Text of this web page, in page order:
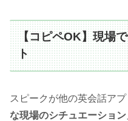
【コピペOK】現場
ト
スピークが他の英会話ア
な現場のシチュエーショ